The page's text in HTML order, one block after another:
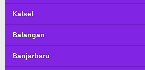
Kalsel
Balangan
Banjarbaru